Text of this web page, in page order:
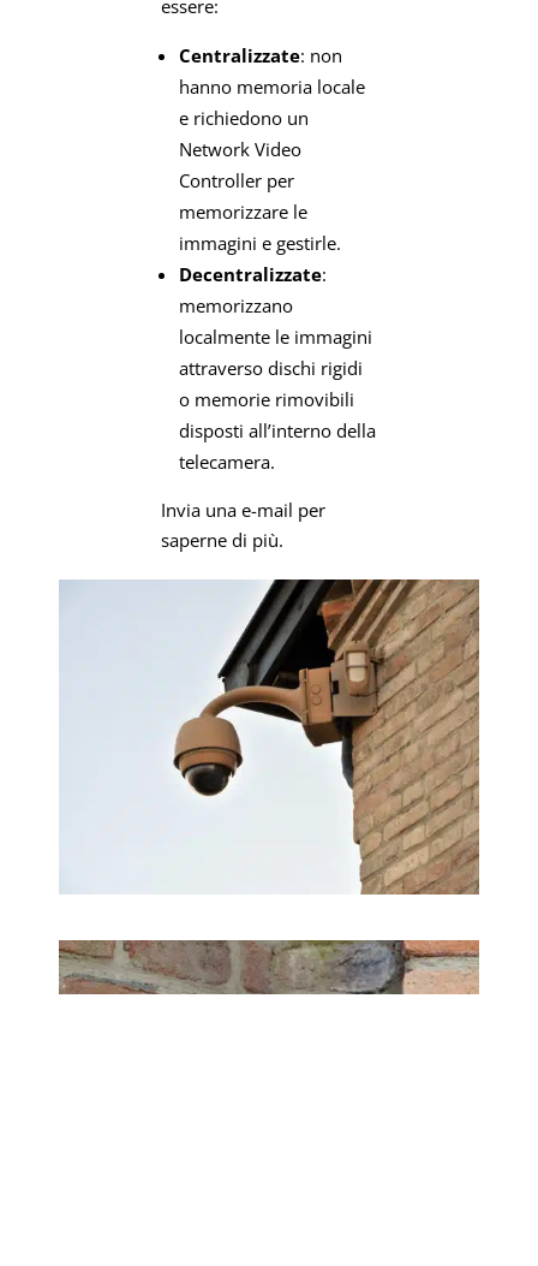
essere:
Centralizzate: non
hanno memoria locale
e richiedono un
Network Video
Controller per
memorizzare le
immagini e gestirle.
Decentralizzate:
memorizzano
localmente le immagini
attraverso dischi rigidi
o memorie rimovibili
disposti all’interno della
telecamera.
Invia una e-mail per
saperne di più.